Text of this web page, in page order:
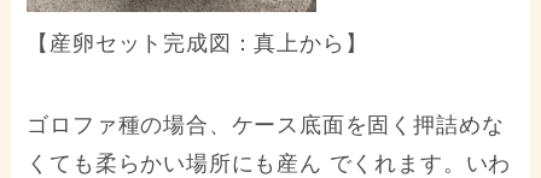
【産卵セット完成図：真上から】
ゴロファ種の場合、ケース底面を固く押詰めな
くても柔らかい場所にも産ん でくれます。いわ